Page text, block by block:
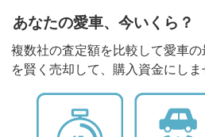
あなたの愛車、今いくら？
複数社の査定額を比較して愛車
を賢く売却して、購入資金にしま